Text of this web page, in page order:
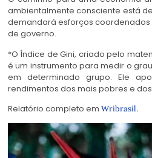
ambientalmente consciente está
demandará esforços coordenados
de governo.
*O Índice de Gini, criado pelo
é um instrumento para medir o
em determinado grupo. Ele
rendimentos dos mais pobres e
Relatório completo em Wribrasil.